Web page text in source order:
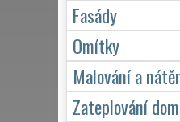
Fasády
Omítky
Malování a
Zateplování